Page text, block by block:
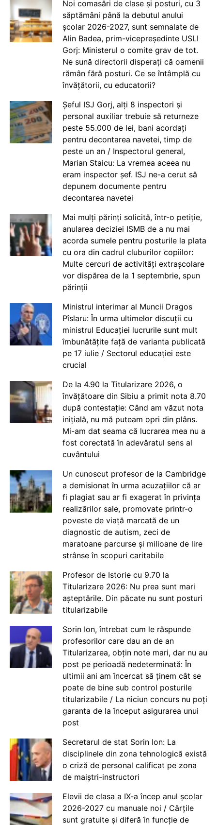
Noi comasări de clase și posturi, cu 3
săptămâni până la debutul anului
școlar 2026-2027, sunt semnalate de
Alin Badea, prim-vicepreședinte USLI
Gorj: Ministerul o comite grav de tot.
Ne sună directorii disperați că oamenii
rămân fără posturi. Ce se întâmplă cu
învățătorii, cu educatorii?
Șeful ISJ Gorj, alți 8 inspectori și
personal auxiliar trebuie să returneze
peste 55.000 de lei, bani acordați
pentru decontarea navetei, timp de
peste un an / Inspectorul general,
Marian Staicu: La vremea aceea nu
eram inspector șef. ISJ ne-a cerut să
depunem documente pentru
decontarea navetei
Mai mulți părinți solicită, într-o petiție,
anularea deciziei ISMB de a nu mai
acorda sumele pentru posturile la plata
cu ora din cadrul cluburilor copiilor:
Multe cercuri de activități extrașcolare
vor dispărea de la 1 septembrie, spun
părinții
Ministrul interimar al Muncii Dragos
Pîslaru: În urma ultimelor discuții cu
ministrul Educației lucrurile sunt mult
îmbunătățite față de varianta publicată
pe 17 iulie / Sectorul educației este
crucial
De la 4.90 la Titularizare 2026, o
învățătoare din Sibiu a primit nota 8.70
după contestație: Când am văzut nota
inițială, nu mă puteam opri din plâns.
Mi-am dat seama că lucrarea mea nu a
fost corectată în adevăratul sens al
cuvântului
Un cunoscut profesor de la Cambridge
a demisionat în urma acuzațiilor că ar
fi plagiat sau ar fi exagerat în privința
realizărilor sale, promovate printr-o
poveste de viață marcată de un
diagnostic de autism, zeci de
maratoane parcurse și milioane de lire
strânse în scopuri caritabile
Profesor de Istorie cu 9.70 la
Titularizare 2026: Nu prea sunt mari
așteptările. Din păcate nu sunt posturi
titularizabile
Sorin Ion, întrebat cum le răspunde
profesorilor care dau an de an
Titularizarea, obțin note mari, dar nu au
post pe perioadă nedeterminată: În
ultimii ani am încercat să ținem cât se
poate de bine sub control posturile
titularizabile / La niciun concurs nu poți
garanta de la început asigurarea unui
post
Secretarul de stat Sorin Ion: La
disciplinele din zona tehnologică există
o criză de personal calificat pe zona
de maiștri-instructori
Elevii de clasa a IX-a încep anul școlar
2026-2027 cu manuale noi / Cărțile
sunt gratuite și diferă în funcție de